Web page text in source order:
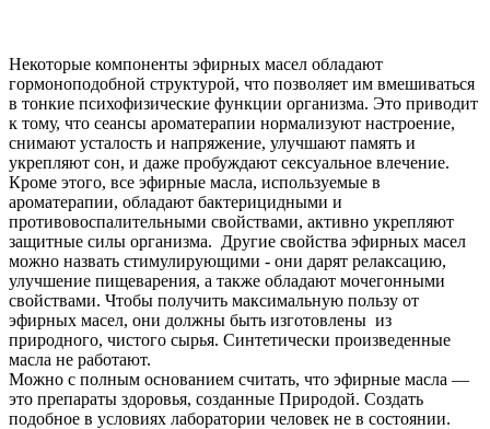
Некоторые компоненты эфирных масел обладают
гормоноподобной структурой, что позволяет им вмешиваться
в тонкие психофизические функции организма. Это приводит
к тому, что сеансы ароматерапии нормализуют настроение,
снимают усталость и напряжение, улучшают память и
укрепляют сон, и даже пробуждают сексуальное влечение.
Кроме этого, все эфирные масла, используемые в
ароматерапии, обладают бактерицидными и
противовоспалительными свойствами, активно укрепляют
защитные силы организма. Другие свойства эфирных масел
можно назвать стимулирующими - они дарят релаксацию,
улучшение пищеварения, а также обладают мочегонными
свойствами. Чтобы получить максимальную пользу от
эфирных масел, они должны быть изготовлены из
природного, чистого сырья. Синтетически произведенные
масла не работают.
Можно с полным основанием считать, что эфирные масла —
это препараты здоровья, созданные Природой. Создать
подобное в условиях лаборатории человек не в состоянии.